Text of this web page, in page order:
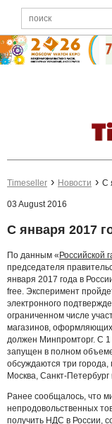
Timeseller Новости С
03 August 2016
С января 2017
По данным « Российской
председателя
января 2017 года в
free. Эксперимент
электронного
ограниченном числе
магазинов, оформляющих
должен Минпромторг. С
запущен в полном
обсуждаются три города,
Москва, Санкт-
Ранее сообщалось, что
непродовольственных
получить НДС в России,